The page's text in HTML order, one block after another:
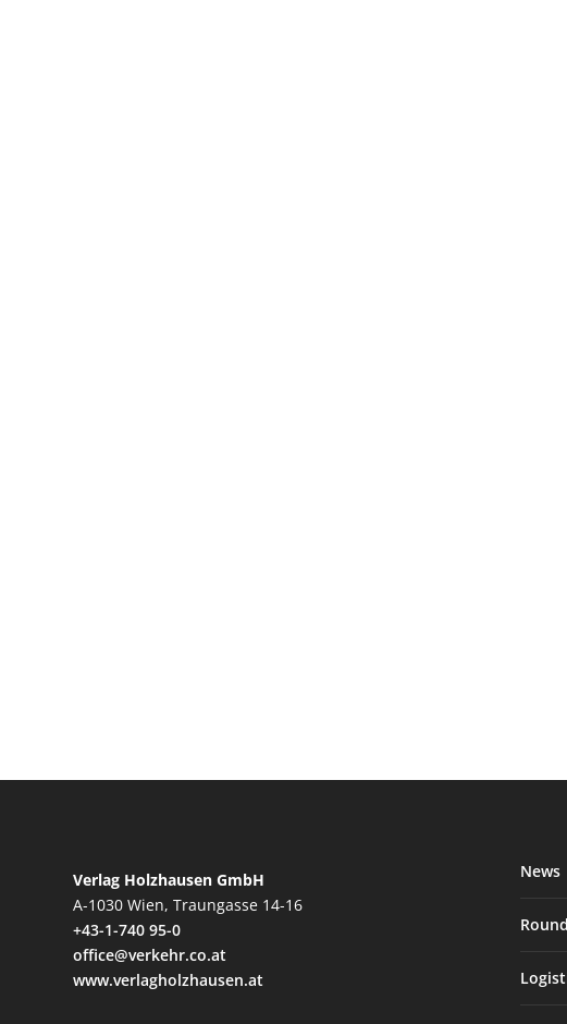
Verlag Holzhausen GmbH
A-1030 Wien, Traungasse 14-16
+43-1-740 95-0
office@verkehr.co.at
www.verlagholzhausen.at
News